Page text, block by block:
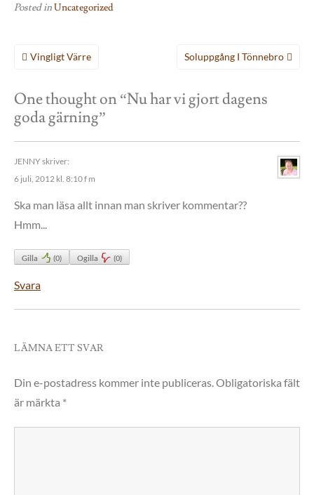
Posted inUncategorized
Inläggsnavigering
Vingligt Värre Soluppgång I Tönnebro
One thought on “Nu har vi gjort dagens
goda gärning”
JENNYskriver:
6 juli, 2012 kl. 8:10 f m
Ska man läsa allt innan man skriver kommentar??
Hmm...
Gilla (0) Ogilla (0)
Svara
LÄMNA ETT SVAR
Din e-postadress kommer inte publiceras.Obligatoriska fält
är märkta *